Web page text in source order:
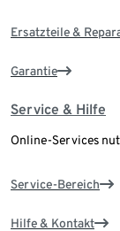
Ersatzteile &
Garantie
Service & Hilfe
Online-Services
Service-Bereich
Hilfe & Kontakt